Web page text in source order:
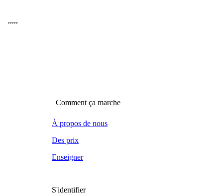
,,,,,
Comment ça marche
À propos de nous
Des prix
Enseigner
S'identifier